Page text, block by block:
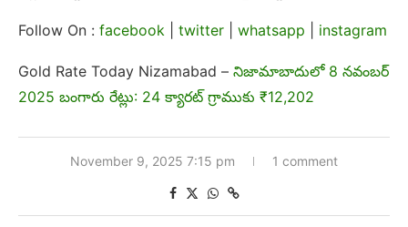
Follow On : facebook twitter whatsapp instagram
Gold Rate Today Nizamabad – నిజామాబాదులో 8 నవంబర్
2025 బంగారు రేట్లు: 24 క్యారట్ గ్రాముకు ₹12,202
November 9, 2025 7:15 pm 1 comment